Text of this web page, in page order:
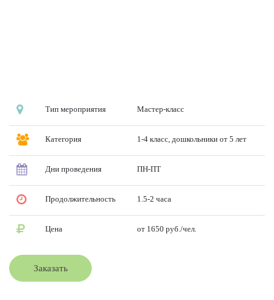
Тип мероприятия Мастер-класс
Категория 1-4 класс, дошкольники от 5 лет
Дни проведения ПН-ПТ
Продолжительность 1.5-2 часа
Цена от 1650 руб./чел.
Заказать